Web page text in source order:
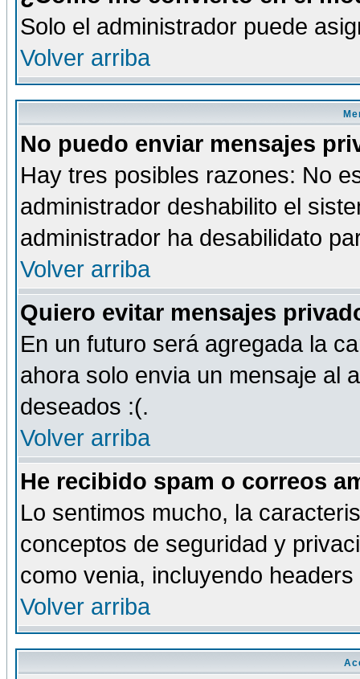
Solo el administrador puede
Volver arriba
No puedo enviar mensajes
Hay tres posibles razones: No
administrador deshabilito el
administrador ha desabilidato
Volver arriba
Quiero evitar mensajes
En un futuro será agregada la
ahora solo envia un mensaje al
deseados :(.
Volver arriba
He recibido spam o correos
Lo sentimos mucho, la
conceptos de seguridad y
como venia, incluyendo
Volver arriba